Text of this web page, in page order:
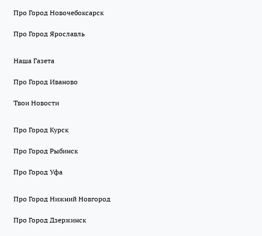
Про Город Новочебоксарск
Про Город Ярославль
Наша Газета
Про Город Иваново
Твои Новости
Про Город Курск
Про Город Рыбинск
Про Город Уфа
Про Город Нижний Новгород
Про Город Дзержинск